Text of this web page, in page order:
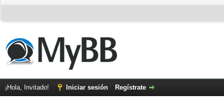
¡Hola, Invitado! Iniciar sesión Regístrate